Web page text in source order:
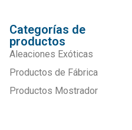
Categorías de
productos
Aleaciones Exóticas
Productos de Fábrica
Productos Mostrador